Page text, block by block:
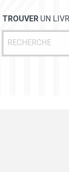
TROUVER UN